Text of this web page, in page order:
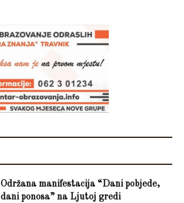
Održana manifestacija “Dani pobjede,
dani ponosa” na Ljutoj gredi